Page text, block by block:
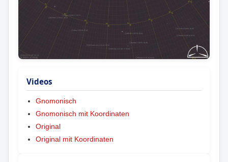
Videos
Gnomonisch
Gnomonisch mit Koordinaten
Original
Original mit Koordinaten